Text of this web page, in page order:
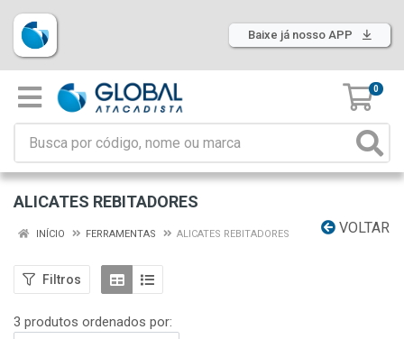
Baixe já nosso APP
0
ALICATES REBITADORES
VOLTAR
INÍCIO FERRAMENTAS ALICATES REBITADORES
Filtros
3 produtos ordenados por: